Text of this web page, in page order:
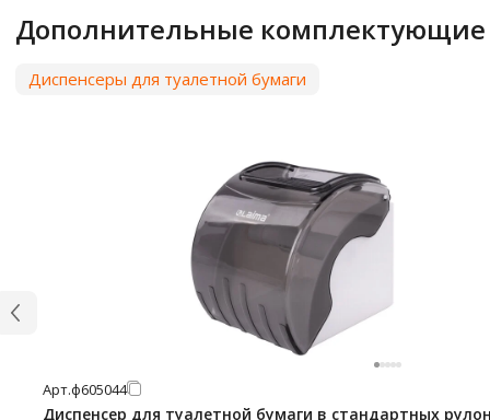
Дополнительные комплектующие
Диспенсеры для туалетной бумаги
Арт.ф605044
Диспенсер для туалетной бумаги в стандартных